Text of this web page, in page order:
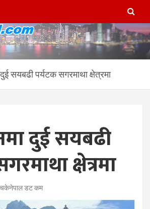
– हङकङबाट
नेपाली अनलाईन
nepal, hk nepal com
दुई सयबढी पर्यटक सगरमाथा क्षेत्रमा
दुई सयबढी
क्षेत्रमा
डट कम